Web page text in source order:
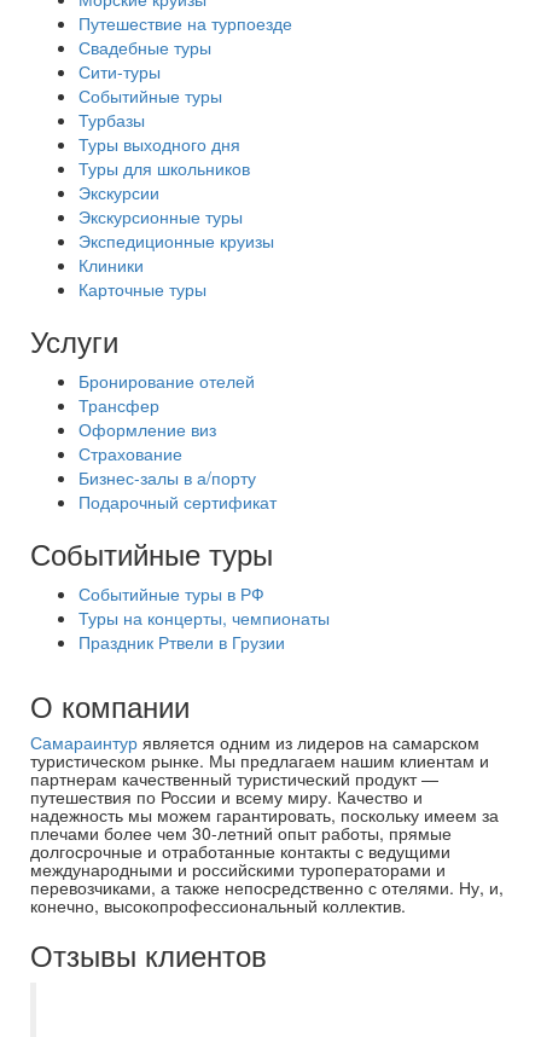
Путешествие на турпоезде
Свадебные туры
Сити-туры
Событийные туры
Турбазы
Туры выходного дня
Туры для школьников
Экскурсии
Экскурсионные туры
Экспедиционные круизы
Клиники
Карточные туры
Услуги
Бронирование отелей
Трансфер
Оформление виз
Страхование
Бизнес-залы в а/порту
Подарочный сертификат
Событийные туры
Событийные туры в РФ
Туры на концерты, чемпионаты
Праздник Ртвели в Грузии
О компании
Самараинтур является одним из лидеров на самарском
туристическом рынке. Мы предлагаем нашим клиентам и
партнерам качественный туристический продукт —
путешествия по России и всему миру. Качество и
надежность мы можем гарантировать, поскольку имеем за
плечами более чем 30-летний опыт работы, прямые
долгосрочные и отработанные контакты с ведущими
международными и российскими туроператорами и
перевозчиками, а также непосредственно с отелями. Ну, и,
конечно, высокопрофессиональный коллектив.
Отзывы клиентов